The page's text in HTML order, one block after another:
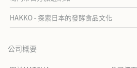
HAKKO - 探索日本的發酵食品文化
公司概要